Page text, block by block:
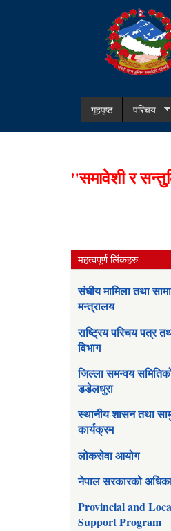
गृहपृष्ठ परिचय
"समावेशी र
महत्वपूर्ण लिंकहरु
संघीय मामिला तथा
मन्त्रालय
राष्ट्रिय परिचय पत्र
विभाग
जिल्ला समन्वय
डडेलधुरा
स्थानीय शासन तथा
कार्यक्रम
लोकसेवा आयोग
नेपाल सरकारको
Provincial and
Support Program